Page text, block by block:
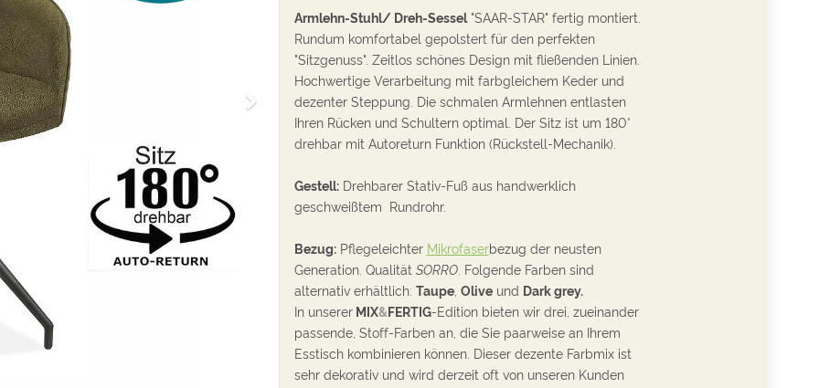
W
Armlehn-Stuhl/ Dreh-Sessel "SAAR-STAR" fertig montiert.
Rundum komfortabel gepolstert für den perfekten
"Sitzgenuss". Zeitlos schönes Design mit fließenden Linien.
Hochwertige Verarbeitung mit farbgleichem Keder und
dezenter Steppung. Die schmalen Armlehnen entlasten
Ihren Rücken und Schultern optimal. Der Sitz ist um 180°
drehbar mit Autoreturn Funktion (Rückstell-Mechanik).
Gestell:Drehbarer Stativ-Fuß aus handwerklich
geschweißtem Rundrohr.
Bezug:Pflegeleichter Mikrofaserbezug der neusten
Generation. Qualität SORRO. Folgende Farben sind
alternativ erhältlich: Taupe, Oliveund Dark grey.
In unsererMIX&FERTIG-Edition bieten wir drei, zueinander
passende, Stoff-Farben an, die Sie paarweise an Ihrem
Esstisch kombinieren können. Dieser dezente Farbmix ist
sehr dekorativ und wird derzeit oft von unseren Kunden